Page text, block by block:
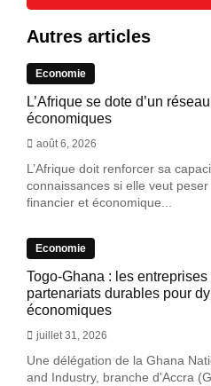
Autres articles
Economie
L’Afrique se dote d’un
économiques
août 6, 2026
L’Afrique doit renforcer sa
connaissances si elle veut
financier et économique...
Economie
Togo-Ghana : les
partenariats durables pour
économiques
juillet 31, 2026
Une délégation de la Ghana
and Industry, branche d'Accra